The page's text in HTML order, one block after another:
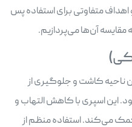
اهداف متفاوتی برای استفاده پس
مقایسه آن‌ها می‌پردازیم.
ناحیه کاشت و جلوگیری از
اسپری با کاهش التهاب و
کمک می‌کند. استفاده منظم از